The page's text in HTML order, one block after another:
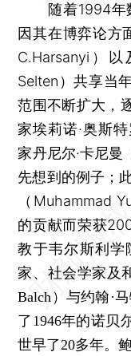
随着1994年数
因其在博弈论方
C.Harsanyi）
Selten）共享当
范围不断扩大，
家埃莉诺·奥斯
家丹尼尔·卡尼
先想到的例子；
（Muhammad
的贡献而荣获
教于韦尔斯利学
家、社会学家及
Balch）与约翰·
了1946年的诺贝
世早了20多年。